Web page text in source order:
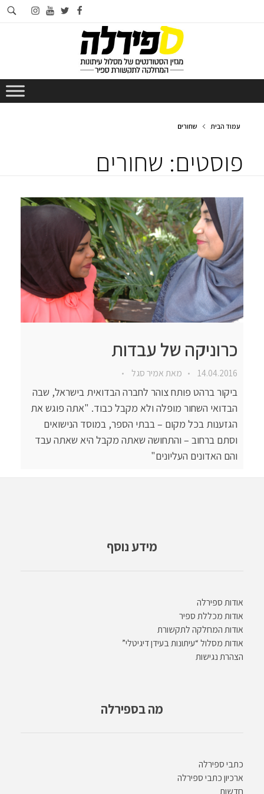
facebook
twitter
youtube
instagram
עמוד הבית שחורים
פוסטים: שחורים
כרוניקה של עבדות
14.04.2016 מאתאמיר סגל
ביקור ברהט פותח צוהר לחברה הבדואית בישראל, שבה
הבדואי השחור מופלה ולא מקבל כבוד. "אתה פוגש את
הגזענות בכל מקום – בבתי הספר, במוסד הנישואים
וסתם ברחוב – והתחושה שאתה מקבל היא שאתה עבד
והם האדונים העליונים"
מידע נוסף
אודות ספירלה
אודות מכללת ספיר
אודות המחלקה לתקשורת
אודות מסלול “עיתונות בעידן דיגיטלי”
הצהרת נגישות
מה בספירלה
כתבי ספירלה
ארכיון כתבי ספירלה